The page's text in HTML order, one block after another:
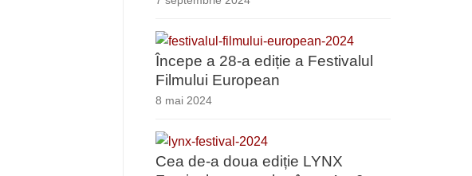
Începe a 28-a ediție a Festivalul
Filmului European
8 mai 2024
Cea de-a doua ediție LYNX